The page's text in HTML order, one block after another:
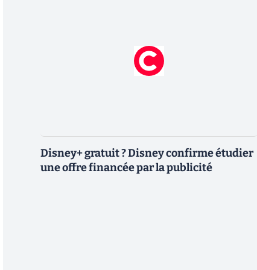
Disney+ gratuit ? Disney confirme étudier
une offre financée par la publicité